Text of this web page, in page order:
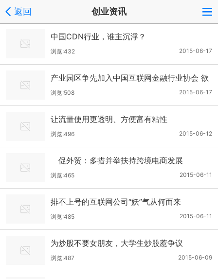
返回 创业资讯
中国CDN行业，谁主沉浮？
2015-06-17
浏览:432
产业园区争先加入中国互联网金融行业协会 欲
打造优势产业集群
2015-06-17
浏览:508
让流量使用更透明、方便富有粘性
2015-06-12
浏览:496
促外贸：多措并举扶持跨境电商发展
2015-06-11
浏览:465
排不上号的互联网公司“妖”气从何而来
2015-06-11
浏览:485
为炒股不要女朋友，大学生炒股惹争议
2015-06-09
浏览:487